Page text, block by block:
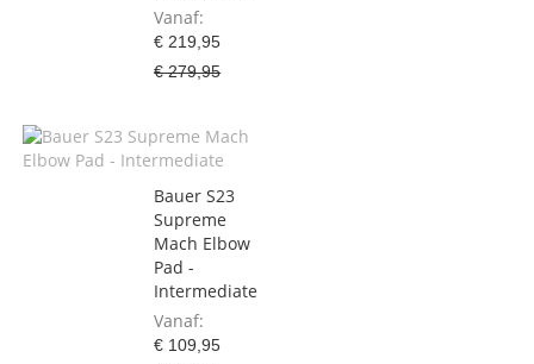
Vanaf
€ 219,95
€ 279,95
Bauer S23
Supreme
Mach Elbow
Pad -
Intermediate
Vanaf
€ 109,95